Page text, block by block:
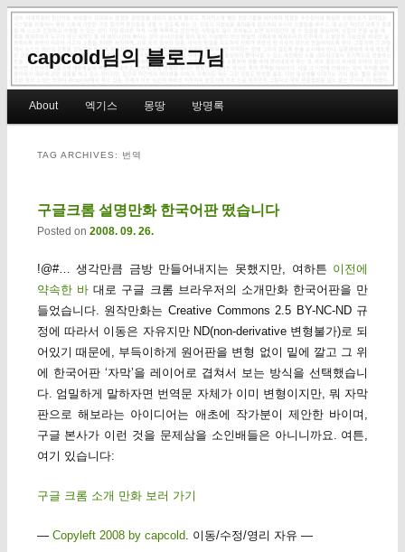
capcold님의 블로그님
Skip to primary content
Skip to secondary content
About 엑기스 몽땅 방명록
TAG ARCHIVES: 번역
구글크롬 설명만화 한국어판 떴습니다
Posted on 2008. 09. 26.
!@#… 생각만큼 금방 만들어내지는 못했지만, 여하튼 이전에
약속한 바대로 구글 크롬 브라우저의 소개만화 한국어판을 만
들었습니다. 원작만화는 Creative Commons 2.5 BY-NC-ND 규
정에 따라서 이동은 자유지만 ND(non-derivative 변형불가)로 되
어있기 때문에, 부득이하게 원어판을 변형 없이 밑에 깔고 그 위
에 한국어판 ‘자막’을 레이어로 겹쳐서 보는 방식을 선택했습니
다. 엄밀하게 말하자면 번역문 자체가 이미 변형이지만, 뭐 자막
판으로 해보라는 아이디어는 애초에 작가분이 제안한 바이며,
구글 본사가 이런 것을 문제삼을 소인배들은 아니니까요. 여튼,
여기 있습니다:
구글 크롬 소개 만화 보러 가기
— Copyleft 2008 by capcold . 이동/수정/영리 자유 —